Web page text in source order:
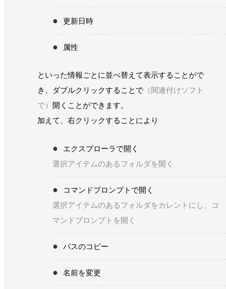
更新日時
属性
といった情報ごとに並べ替えて表示することがで
き、ダブルクリックすることで （関連付けソフト
で） 開くことができます。
加えて、右クリックすることにより
エクスプローラで開く
選択アイテムのあるフォルダを開く
コマンドプロンプトで開く
選択アイテムのあるフォルダをカレントにし、コ
マンドプロンプトを開く
パスのコピー
名前を変更